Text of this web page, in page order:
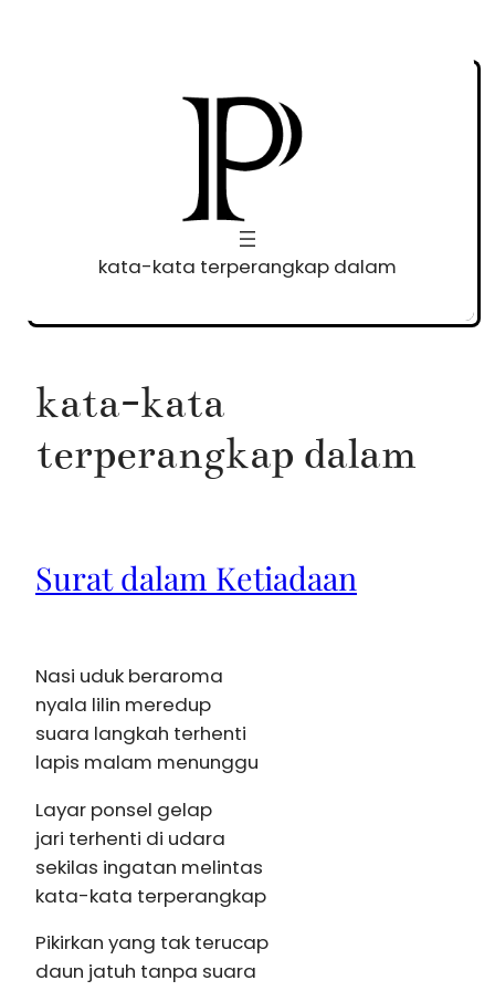
kata-kata terperangkap dalam
kata-kata
terperangkap dalam
Surat dalam Ketiadaan
Nasi uduk beraroma
nyala lilin meredup
suara langkah terhenti
lapis malam menunggu
Layar ponsel gelap
jari terhenti di udara
sekilas ingatan melintas
kata-kata terperangkap
Pikirkan yang tak terucap
daun jatuh tanpa suara